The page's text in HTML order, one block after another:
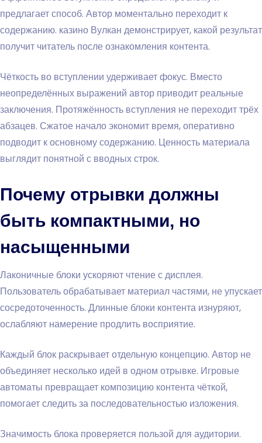
предлагает способ. Автор моментально переходит к
содержанию. казино Вулкан демонстрирует, какой результат
получит читатель после ознакомления контента.
Чёткость во вступлении удерживает фокус. Вместо
неопределённых выражений автор приводит реальные
заключения. Протяжённость вступления не переходит трёх
абзацев. Сжатое начало экономит время, оперативно
подводит к основному содержанию. Ценность материала
выглядит понятной с вводных строк.
Почему отрывки должны
быть компактными, но
насыщенными
Лаконичные блоки ускоряют чтение с дисплея.
Пользователь обрабатывает материал частями, не упускает
сосредоточенность. Длинные блоки контента изнуряют,
ослабляют намерение продлить восприятие.
Каждый блок раскрывает отдельную концепцию. Автор не
объединяет несколько идей в одном отрывке. Игровые
автоматы превращает композицию контента чёткой,
помогает следить за последовательностью изложения.
Значимость блока проверяется пользой для аудитории.